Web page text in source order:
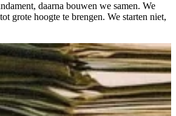
daarna bouwen we samen. We
grote hoogte te brengen. We starten niet,